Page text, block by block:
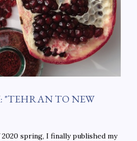
"TEHRAN TO NEW
spring, I finally published my